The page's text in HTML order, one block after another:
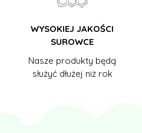
WYSOKIEJ JAKOŚCI
SUROWCE
Nasze produkty będą
służyć dłużej niż rok